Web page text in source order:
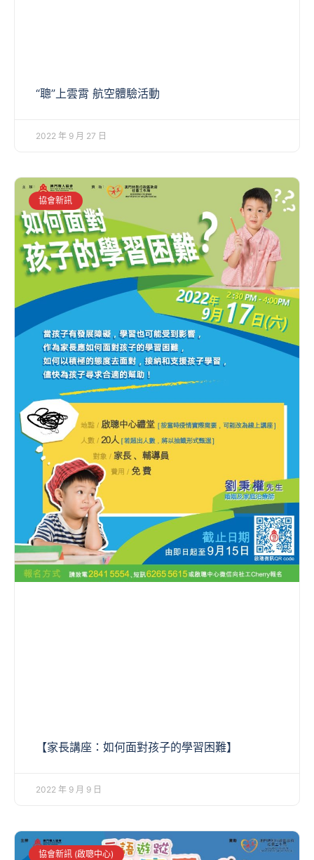
“聰”上雲霄 航空體驗活動
2022 年 9 月 27 日
協會新訊
【家長講座：如何面對孩子的學習困難】
2022 年 9 月 9 日
協會新訊 (啟聰中心)